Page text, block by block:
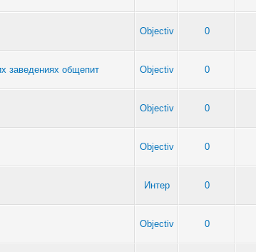
Objectiv 0
заведениях общепит Objectiv 0
Objectiv 0
Objectiv 0
Интер 0
Objectiv 0